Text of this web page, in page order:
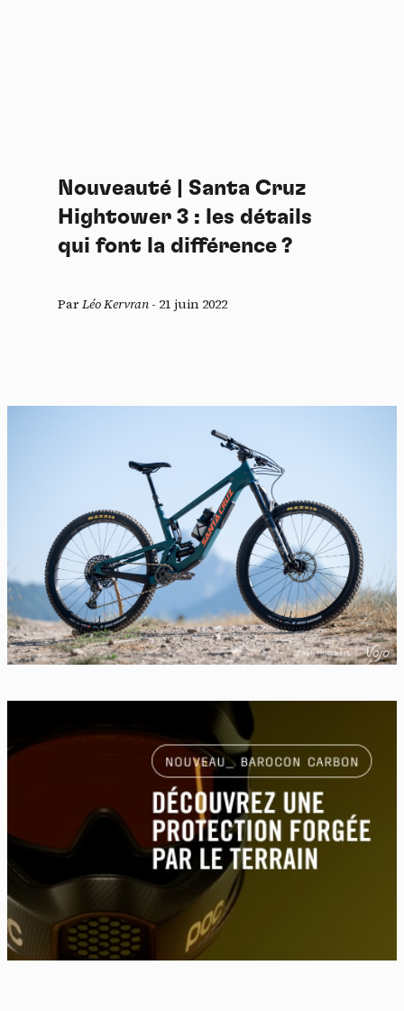
Nouveauté | Santa Cruz
Hightower 3 : les détails
qui font la différence ?
ParLéo Kervran - 21 juin 2022